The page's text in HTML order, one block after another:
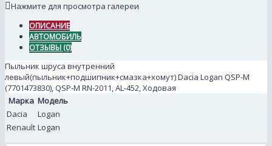
Нажмите для просмотра галереи
ОПИСАНИЕ
АВТОМОБИЛЬ
ОТЗЫВЫ (0)
Пыльник шруса внутренний
левый(пыльник+подшипник+смазка+хомут) Dacia Logan QSP-M
(7701473830), QSP-M RN-2011, AL-452, Ходовая
Марка Модель
Dacia
Logan
Renault Logan